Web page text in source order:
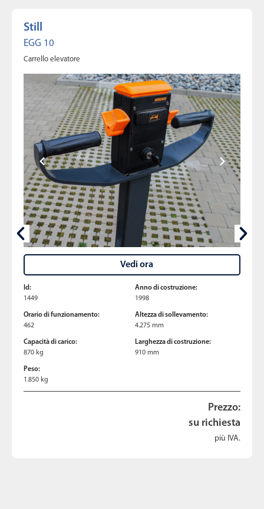
Still
EGG 10
Carrello elevatore
Vedi ora
Id:
1449
Anno di costruzione:
1998
Orario di funzionamento:
462
Altezza di sollevamento:
4.275 mm
Capacità di carico:
870 kg
Larghezza di costruzione:
910 mm
Peso:
1.850 kg
Prezzo:
su richiesta
più IVA.